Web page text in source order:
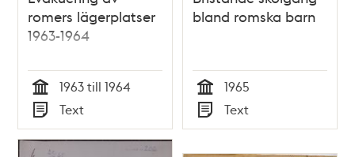
romers lägerplatser
1963-1964
Tid
1963 till 1964
Typ
Text
bland romska barn
Tid
1965
Typ
Text